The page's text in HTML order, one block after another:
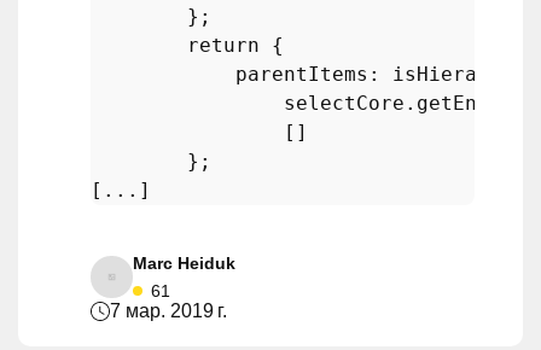
        };
return {
parentItems:
                selectCore.
                []
        };
Marc Heiduk
61
7 мар. 2019 г.